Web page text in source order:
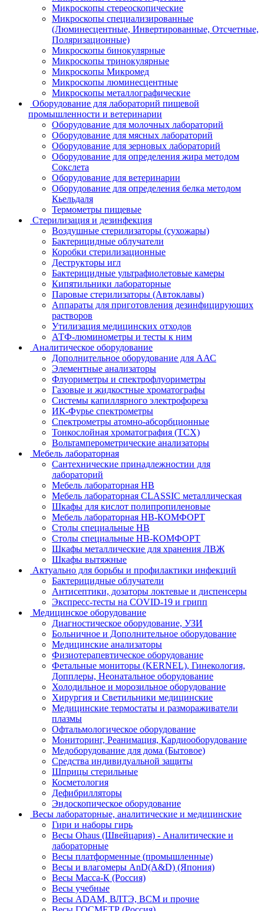
Микроскопы стереоскопические
Микроскопы специализированные
(Люминесцентные, Инвертированные, Отсчетные,
Поляризационные)
Микроскопы бинокулярные
Микроскопы тринокулярные
Микроскопы Микромед
Микроскопы люминесцентные
Микроскопы металлографические
Оборудование для лабораторий пищевой
промышленности и ветеринарии
Оборудование для молочных лабораторий
Оборудование для мясных лабораторий
Оборудование для зерновых лабораторий
Оборудование для определения жира методом
Сокслета
Оборудование для ветеринарии
Оборудование для определения белка методом
Кьельдаля
Термометры пищевые
Стерилизация и дезинфекция
Воздушные стерилизаторы (сухожары)
Бактерицидные облучатели
Коробки стерилизационные
Деструкторы игл
Бактерицидные ультрафиолетовые камеры
Кипятильники лабораторные
Паровые стерилизаторы (Автоклавы)
Аппараты для приготовления дезинфицирующих
растворов
Утилизация медицинских отходов
АТФ-люминометры и тесты к ним
Аналитическое оборудование
Дополнительное оборудование для ААС
Элементные анализаторы
Флуориметры и спектрофлуориметры
Газовые и жидкостные хроматографы
Системы капиллярного электрофореза
ИК-Фурье спектрометры
Спектрометры атомно-абсорбционные
Тонкослойная хроматография (ТСХ)
Вольтамперометрические анализаторы
Мебель лабораторная
Сантехнические принадлежностии для
лабораторий
Мебель лабораторная НВ
Мебель лабораторная CLASSIC металлическая
Шкафы для кислот полипропиленовые
Мебель лабораторная НВ-КОМФОРТ
Столы специальные НВ
Столы специальные НВ-КОМФОРТ
Шкафы металлические для хранения ЛВЖ
Шкафы вытяжные
Актуально для борьбы и профилактики инфекций
Бактерицидные облучатели
Антисептики, дозаторы локтевые и диспенсеры
Экспресс-тесты на COVID-19 и грипп
Медицинское оборудование
Диагностическое оборудование, УЗИ
Больничное и Дополнительное оборудование
Медицинские анализаторы
Физиотерапевтическое оборудование
Фетальные мониторы (KERNEL), Гинекология,
Допплеры, Неонатальное оборудование
Холодильное и морозильное оборудование
Хирургия и Светильники медицинские
Медицинские термостаты и размораживатели
плазмы
Офтальмологическое оборудование
Мониторинг, Реанимация, Кардиооборудование
Медоборудование для дома (Бытовое)
Средства индивидуальной защиты
Шприцы стерильные
Косметология
Дефибрилляторы
Эндоскопическое оборудование
Весы лабораторные, аналитические и медицинские
Гири и наборы гирь
Весы Ohaus (Швейцария) - Аналитические и
лабораторные
Весы платформенные (промышленные)
Весы и влагомеры AnD(A&D) (Япония)
Весы Масса-К (Россия)
Весы учебные
Весы ADAM, ВЛТЭ, BCM и прочие